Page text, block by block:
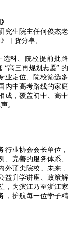
究生院主任何俊杰老
干货分享。
科、院校提前批路
“高三再规划志愿” 的
业定位、院校筛选多
内中高考路线的家庭
成，覆盖初中、高中
。
行业协会会长单位，
完善的服务体系、
外顶尖院校。未来，
益升学讲座、政策解
，为滨江乃至浙江家
，护航每一位学子精